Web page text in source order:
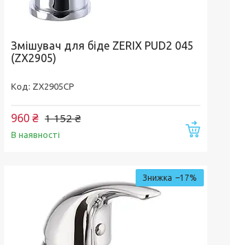
Купити
Змішувач для біде ZERIX PUD2 045
(ZX2905)
ZX2905CP
1 152 ₴
960 ₴
В наявності
–17%